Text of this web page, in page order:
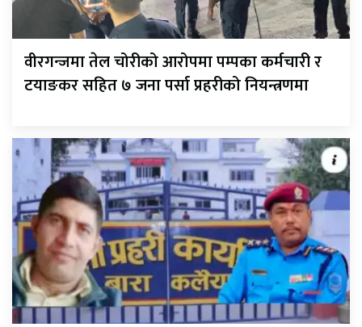
वीरगन्जमा तेल चोरीको आरोपमा पम्पका कर्मचारी र
टयाङकर सहित ७ जना पर्सा प्रहरीको नियन्त्रणमा